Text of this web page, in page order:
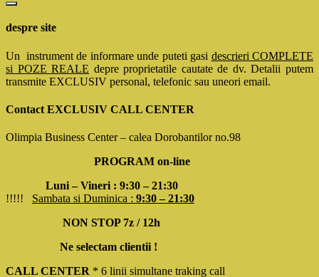
despre site
Un instrument de informare unde puteti gasi descrieri COMPLETE
si POZE REALE depre proprietatile cautate de dv. Detalii putem
transmite EXCLUSIV personal, telefonic sau uneori email.
Contact EXCLUSIV CALL CENTER
Olimpia Business Center – calea Dorobantilor no.98
PROGRAM on-line
Luni – Vineri : 9:30 – 21:30
!!!!! Sambata si Duminica : 9:30 – 21:30
NON STOP 7z / 12h
Ne selectam clientii !
CALL CENTER * 6 linii simultane traking call